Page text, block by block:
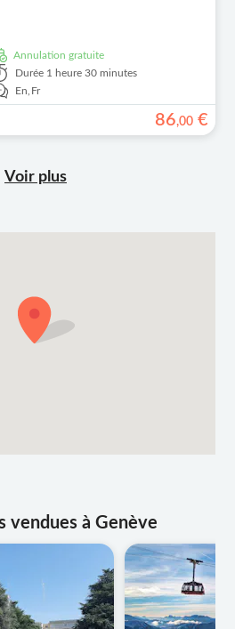
Annulation gratuite
Durée 1 heure 30 minutes
En,Fr
86,00 €
Voir plus
vendues à Genève